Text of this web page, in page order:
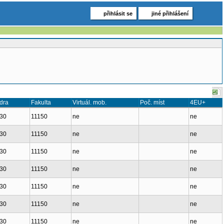
přihlásit se jiné přihlášení
Fakulta Virtuál. mob. Poč. míst
4EU+
11150 ne ne
11150 ne ne
11150 ne ne
11150 ne ne
11150 ne ne
11150 ne ne
11150 ne ne